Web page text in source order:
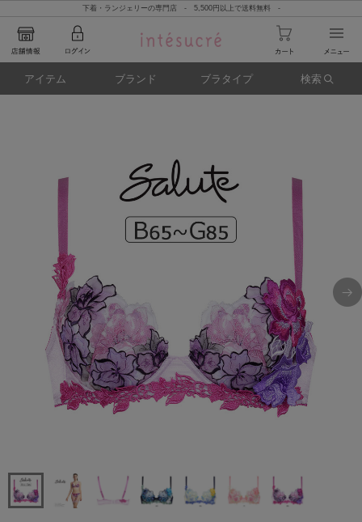
下着・ランジェリーの専門店 - 5,500円以上で送料無料 -
アイテム ブランド ブラタイプ 検索